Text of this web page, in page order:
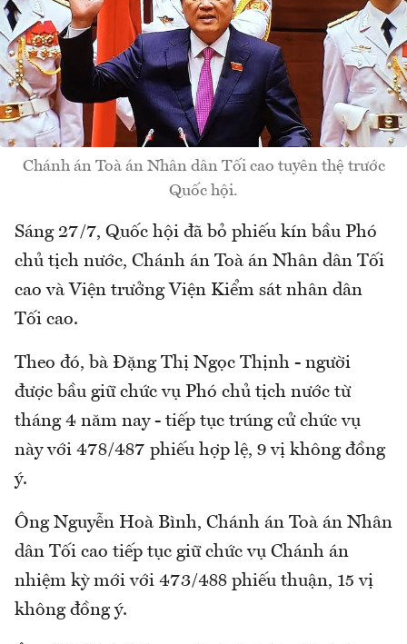
Chánh án Toà án Nhân dân Tối cao tuyên thệ trước
Quốc hội.
Sáng 27/7, Quốc hội đã bỏ phiếu kín bầu Phó
chủ tịch nước, Chánh án Toà án Nhân dân Tối
cao và Viện trưởng Viện Kiểm sát nhân dân
Tối cao.
Theo đó, bà Đặng Thị Ngọc Thịnh - người
được bầu giữ chức vụ Phó chủ tịch nước từ
tháng 4 năm nay - tiếp tục trúng cử chức vụ
này với 478/487 phiếu hợp lệ, 9 vị không đồng
ý.
Ông Nguyễn Hoà Bình, Chánh án Toà án Nhân
dân Tối cao tiếp tục giữ chức vụ Chánh án
nhiệm kỳ mới với 473/488 phiếu thuận, 15 vị
không đồng ý.